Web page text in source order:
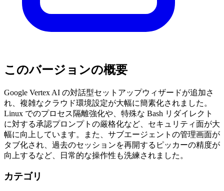
このバージョンの概要
Google Vertex AI の対話型セットアップウィザードが追加さ
れ、複雑なクラウド環境設定が大幅に簡素化されました。
Linux でのプロセス隔離強化や、特殊な Bash リダイレクト
に対する承認プロンプトの厳格化など、セキュリティ面が大
幅に向上しています。また、サブエージェントの管理画面が
タブ化され、過去のセッションを再開するピッカーの精度が
向上するなど、日常的な操作性も洗練されました。
カテゴリ